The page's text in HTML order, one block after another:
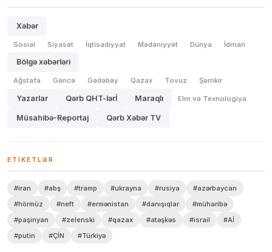
Xəbər
Sosial Siyasət İqtisadiyyat Mədəniyyət Dünya İdman
Bölgə xəbərləri
Ağstafa Gəncə Gədəbəy Qazax Tovuz Şəmkir
Yazarlar Qərb QHT-lərİ Maraqlı Elm və Texnologiya
Müsahibə-Reportaj Qərb Xəbər TV
ETIKETLƏR
#iran #abş #tramp #ukrayna #rusiya
#azərbaycan
#hörmüz
#neft #ermənistan #danışıqlar
#müharibə
#paşinyan
#zelenski #qazax #atəşkəs #israil
#Aİ
#putin
#ÇİN #Türkiyə